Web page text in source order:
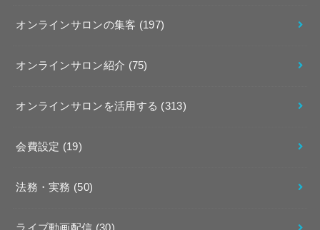
オンラインサロンの集客 (197)
オンラインサロン紹介 (75)
オンラインサロンを活用する (313)
会費設定 (19)
法務・実務 (50)